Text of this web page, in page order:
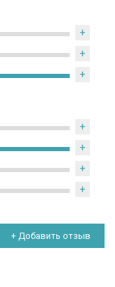
+
+
+
+
+
+
+
+ Добавить отзыв